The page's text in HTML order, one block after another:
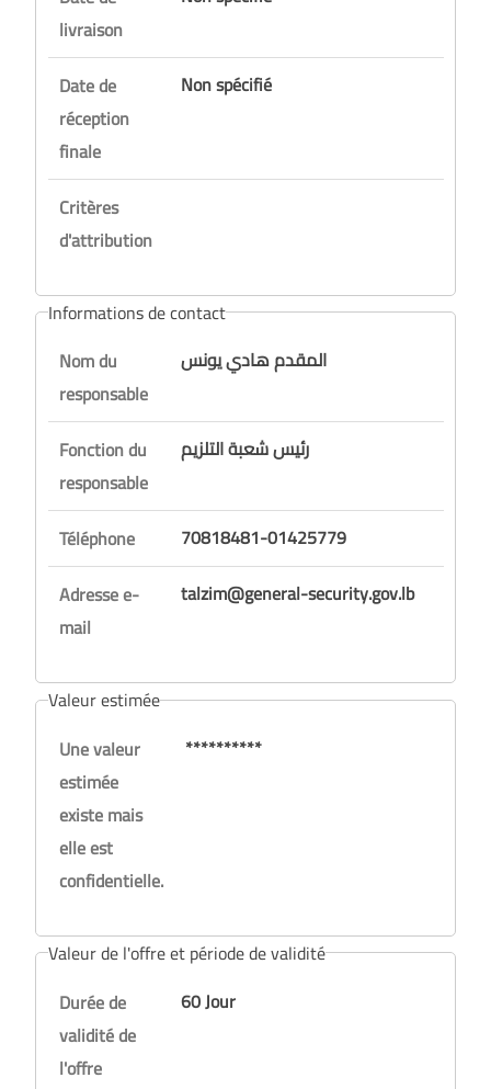
livraison
Date de
réception
finale
Non spécifié
Critères
d'attribution
Informations de contact
Nom du
responsable
المقدم هادي يونس
Fonction du
responsable
رئيس شعبة التلزيم
Téléphone
70818481-01425779
Adresse e-
mail
talzim@general-security.gov.lb
Valeur estimée
Une valeur
estimée
existe mais
elle est
confidentielle.
**********
Valeur de l'offre et période de validité
Durée de
validité de
l'offre
60 Jour